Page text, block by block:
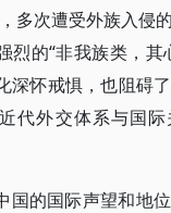
多次遭受外族入侵
烈的“非我族类，其
深怀戒惧，也阻碍
代外交体系与国
国的国际声望和地